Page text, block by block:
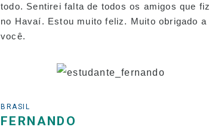
todo. Sentirei falta de todos os amigos que fiz
no Havaí. Estou muito feliz. Muito obrigado a
você.
BRASIL
FERNANDO